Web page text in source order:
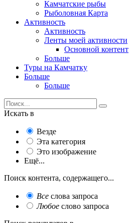
Камчатские рыбы
Рыболовная Карта
Активность
Активность
Ленты моей активности
Основной контент
Больше
Туры на Камчатку
Больше
Больше
Искать в
Везде
Эта категория
Это изображение
Ещё...
Поиск контента, содержащего...
Все слова запроса
Любое слово запроса